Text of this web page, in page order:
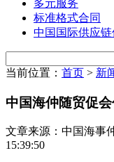
多元服务
标准格式合同
中国国际供应
当前位置： 首页 > 新
中国海仲随贸促
文章来源：中国海事
15:39:50